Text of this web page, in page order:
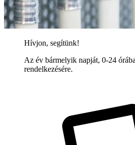
Hívjon, segítünk!
Az év bármelyik napját, 0-24
rendelkezésére.